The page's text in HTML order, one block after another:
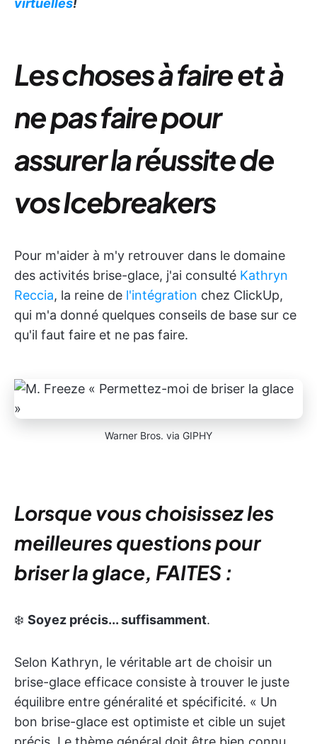
virtuelles!
Les choses à faire et à
ne pas faire pour
assurer la réussite de
vosIcebreakers
Pour m'aider à m'y retrouver dans le domaine
des activités brise-glace, j'ai consulté Kathryn
Reccia, la reine de l'intégration chez ClickUp,
qui m'a donné quelques conseils de base sur ce
qu'il faut faire et ne pas faire.
Warner Bros. via GIPHY
Lorsque vous choisissez les
meilleures questions pour
briser la glace, FAITES :
❄️ Soyez précis... suffisamment.
Selon Kathryn, le véritable art de choisir un
brise-glace efficace consiste à trouver le juste
équilibre entre généralité et spécificité. « Un
bon brise-glace est optimiste et cible un sujet